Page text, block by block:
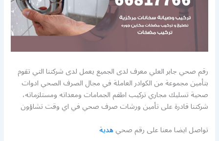
رقم صحي جابر العلي معرف لدى الجميع يعمل لدى شركتنا التي تقوم
بتأمين مجموعة من الكوادر العاملة في مجال الصرف الصحي ادوات
صحية تسليك مجاري تركيب اطقم الجمامات ومعداته ومستلزماته،
شركتنا قادرة على تأمين ورشات صرف صحي في اي وقت تشاؤون
تواصل ايضا معنا على رقم صحيهدية